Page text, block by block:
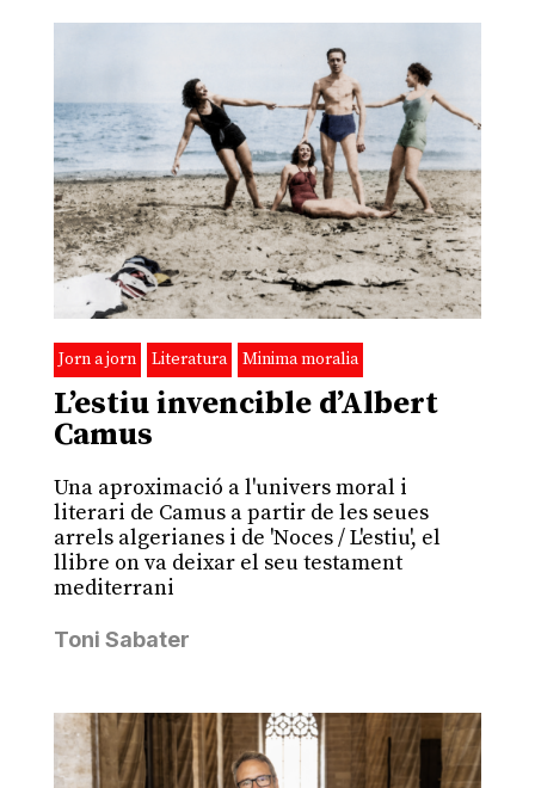
Jorn a jorn Literatura Minima moralia
L’estiu invencible d’Albert
Camus
Una aproximació a l'univers moral i
literari de Camus a partir de les seues
arrels algerianes i de 'Noces / L'estiu', el
llibre on va deixar el seu testament
mediterrani
Toni Sabater